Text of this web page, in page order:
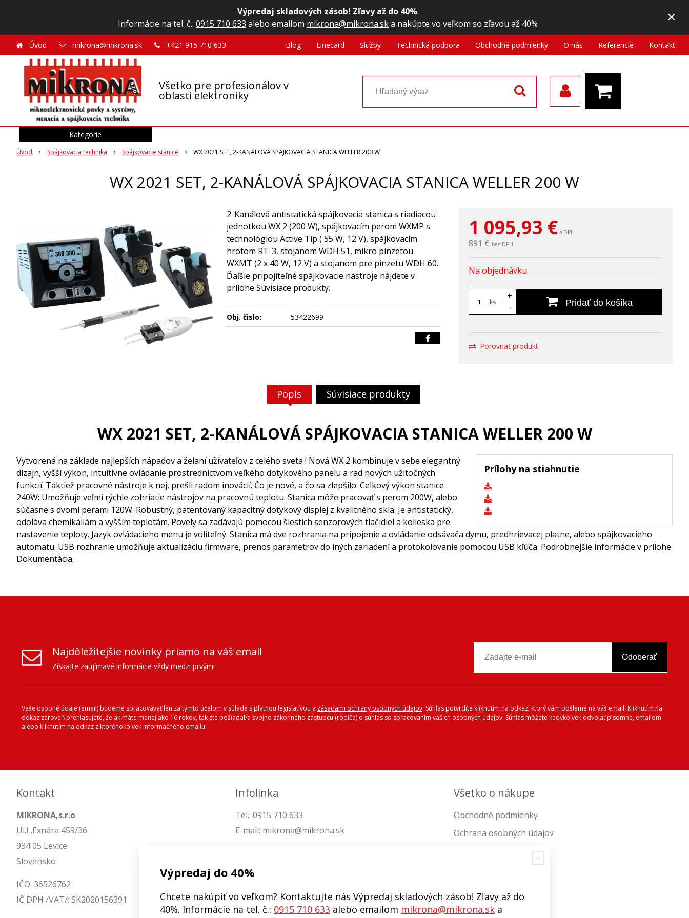
Výpredaj skladových zásob! Zľavy až do 40%.
Informácie na tel. č.: 0915 710 633 alebo emailom mikrona@mikrona.ska nakúpte vo veľkom so zľavou až 40% ×
Všetko pre profesionálov v
oblasti elektroniky
Úvod mikrona@mikrona.sk +421 915 710 633 Blog Linecard Služby Technická podpora Obchodné podmienky O nás Referencie Kontakt
Úvod Spájkovacia technika Spájkovacie stanice WX 2021 SET, 2-KANÁLOVÁ SPÁJKOVACIA STANICA WELLER 200 W
WX 2021 SET, 2-KANÁLOVÁ SPÁJKOVACIA STANICA WELLER 200 W
1 095,93 € s DPH
891 € bez DPH
Na objednávku
ks
+
-
Pridať do košíka
Porovnať produkt
2-Kanálová antistatická spájkovacia stanica s riadiacou
jednotkou WX 2 (200 W), spájkovacím perom WXMP s
technológiou Active Tip ( 55 W, 12 V), spájkovacím
hrotom RT-3, stojanom WDH 51, mikro pinzetou
WXMT (2 x 40 W, 12 V) a stojanom pre pinzetu WDH 60.
Ďaľšie pripojiteľné spájkovacie nástroje nájdete v
prílohe Súvisiace produkty.
Obj. čislo: 53422699
Popis Súvisiace produkty
WX 2021 SET, 2-KANÁLOVÁ SPÁJKOVACIA STANICA WELLER 200 W
Prílohy na stiahnutie
Vytvorená na základe najlepších nápadov a želaní užívateľov z celého sveta ! Nová WX 2 kombinuje v sebe elegantný
dizajn, vyšší výkon, intuitívne ovládanie prostredníctvom veľkého dotykového panelu a rad nových užitočných
funkcií. Taktiež pracovné nástroje k nej, prešli radom inovácií. Čo je nové, a čo sa zlepšilo: Celkový výkon stanice
240W: Umožňuje veľmi rýchle zohriatie nástrojov na pracovnú teplotu. Stanica môže pracovať s perom 200W, alebo
súčasne s dvomi perami 120W. Robustný, patentovaný kapacitný dotykový displej z kvalitného skla. Je antistatický,
odoláva chemikáliám a vyšším teplotám. Povely sa zadávajú pomocou šiestich senzorových tlačidiel a kolieska pre
nastavenie teploty. Jazyk ovládacieho menu je voliteľný. Stanica má dve rozhrania na pripojenie a ovládanie odsávača dymu, predhrievacej platne, alebo spájkovacieho
automatu. USB rozhranie umožňuje aktualizáciu firmware, prenos parametrov do iných zariadení a protokolovanie pomocou USB kľúča. Podrobnejšie informácie v prílohe
Dokumentácia.
Kategórie
Najdôležitejšie novinky priamo na váš email
Získajte zaujímavé informácie vždy medzi prvými
Odoberať
Vaše osobné údaje (email) budeme spracovávať len za týmto účelom v súlade s platnou legislatívou a zásadami ochrany osobných údajov. Súhlas potvrdíte kliknutím na odkaz, ktorý vám pošleme na váš email. Kliknutím na
odkaz zároveň prehlasujete, že ak máte menej ako 16 rokov, tak ste požiadal/a svojho zákonného zástupcu (rodiča) o súhlas so spracovaním vašich osobných údajov. Súhlas môžete kedykoľvek odvolať písomne, emailom
alebo kliknutím na odkaz z ktoréhokoľvek informačného emailu.
Kontakt
MIKRONA,s.r.o
Ul.L.Exnára 459/36
934 05 Levice
Slovensko
IČO: 36526762
IČ DPH /VAT/: SK2020156391
Infolinka
Tel.: 0915 710 633
E-mail: mikrona@mikrona.sk
Všetko o nákupe
Obchodné podmienky
Ochrana osobných údajov
Výpredaj do 40%
Chcete nakúpiť vo veľkom? Kontaktujte nás Výpredaj skladových zásob! Zľavy až do
40%. Informácie na tel. č.: 0915 710 633 alebo emailom mikrona@mikrona.sk a